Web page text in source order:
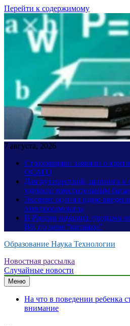
Перейти к содержимому
7 августа, 2026
Страховщики заявили о
ОСАГО
Для путешествий, шопинга и
удивили вместительным
Эксперт оценил идею
электросамокаты
В России начались продажи
B9: по цене “китайца”
Образование Наука Технологии
Новостная рассылка
Случайные новости
Меню
На что в поведении ребенка
внимание